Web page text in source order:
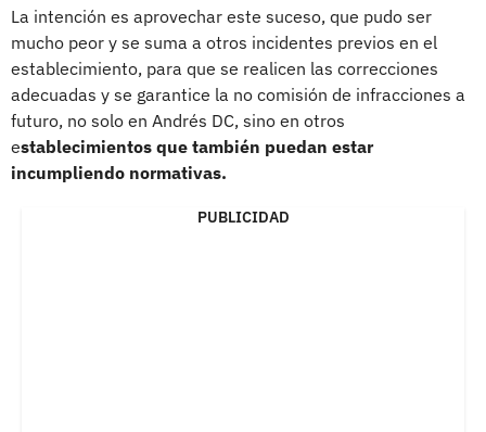
La intención es aprovechar este suceso, que pudo ser
mucho peor y se suma a otros incidentes previos en el
establecimiento, para que se realicen las correcciones
adecuadas y se garantice la no comisión de infracciones a
futuro, no solo en Andrés DC, sino en otros
establecimientos que también puedan estar
incumpliendo normativas.
PUBLICIDAD